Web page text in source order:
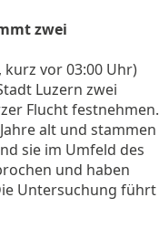
zwei
kurz vor 03:00 Uhr)
Luzern zwei
Flucht festnehmen.
alt und stammen
sie im Umfeld des
und haben
Untersuchung führt